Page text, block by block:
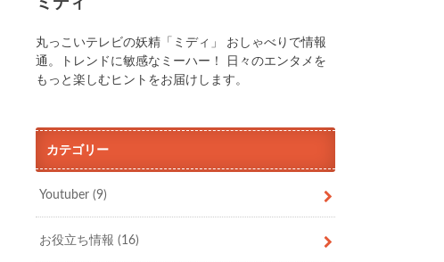
丸っこいテレビの妖精「ミディ」 おしゃべりで情報
通。トレンドに敏感なミーハー！ 日々のエンタメを
もっと楽しむヒントをお届けします。
カテゴリー
Youtuber(9)
お役立ち情報(16)